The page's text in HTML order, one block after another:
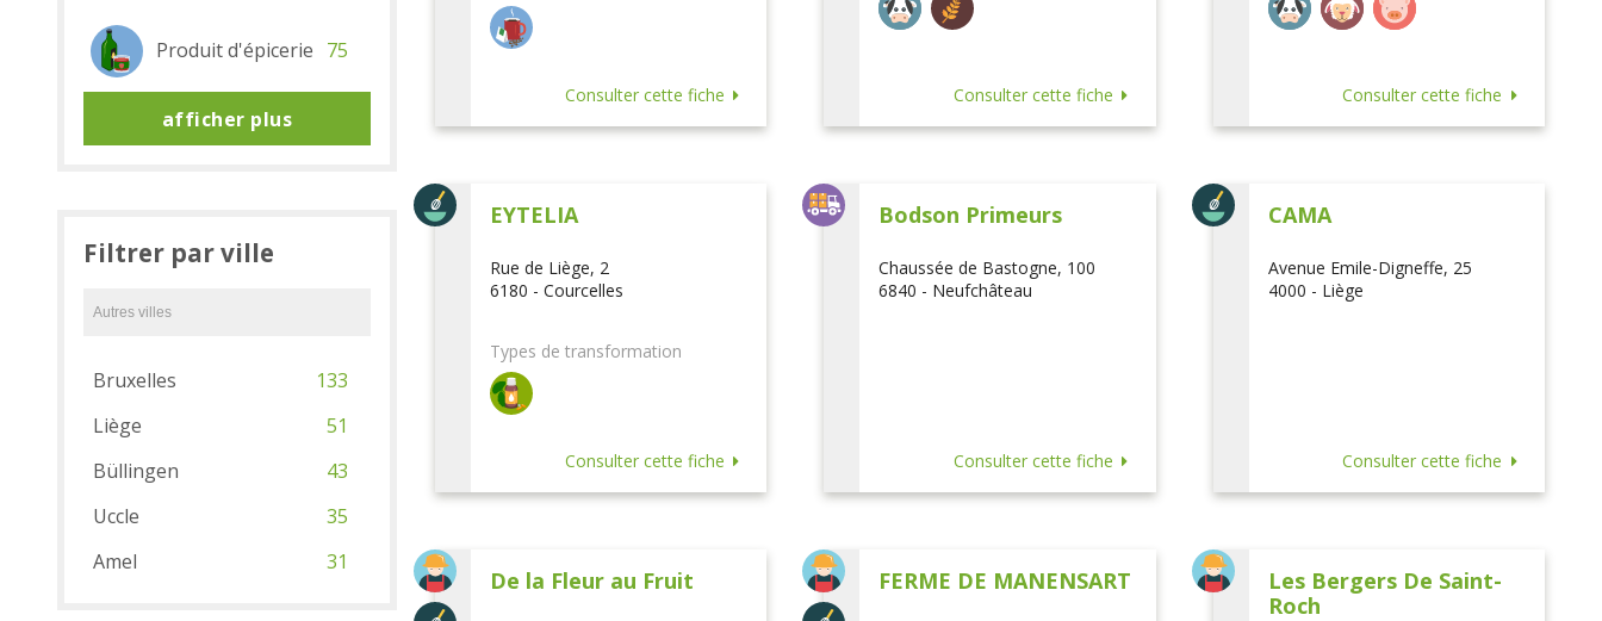
Consulter cette fiche Consulter cette fiche Consulter cette fiche
EYTELIA
Rue de Liège, 2
6180 - Courcelles
Types de transformation
Consulter cette fiche
Bodson Primeurs
Chaussée de Bastogne, 100
6840 - Neufchâteau
Consulter cette fiche
CAMA
Avenue Emile-Digneffe, 25
4000 - Liège
Consulter cette fiche
De la Fleur au Fruit FERME DE MANENSART
Les Bergers De Saint-
Roch
Produit d'épicerie 75
afficher plus
Filtrer par ville
Bruxelles
133
Liège
51
Büllingen
43
Uccle
35
Amel
31